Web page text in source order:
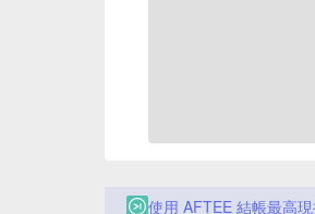
使用 AFTEE 結帳最高